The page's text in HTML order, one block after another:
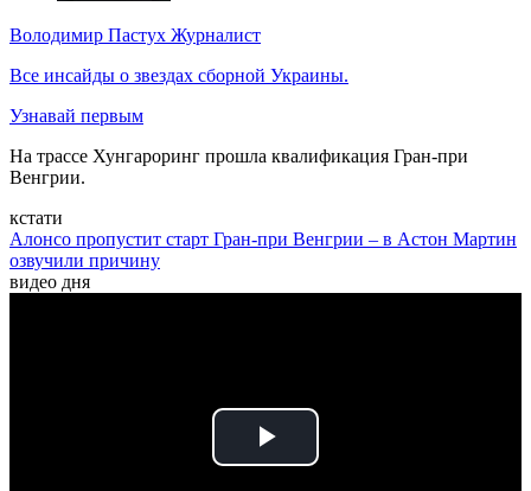
Володимир Пастух Журналист
Все инсайды о звездах сборной Украины.
Узнавай первым
На трассе Хунгароринг прошла квалификация Гран-при
Венгрии.
кстати
Алонсо пропустит старт Гран-при Венгрии – в Астон Мартин
озвучили причину
видео дня
Play